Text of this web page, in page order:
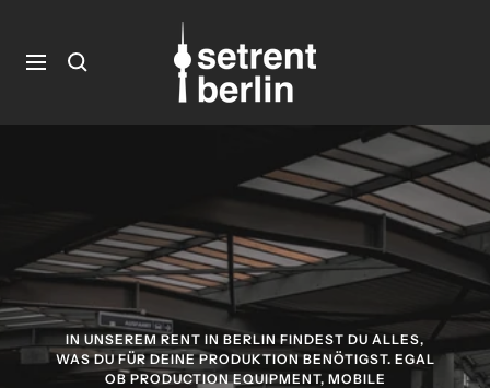
InhaltNavigation
setrent.berlin
setrent.berlin
IN UNSEREM RENT IN BERLIN FINDEST DU ALLES,
WAS DU FÜR DEINE PRODUKTION BENÖTIGST. EGAL
OB PRODUCTION EQUIPMENT, MOBILE